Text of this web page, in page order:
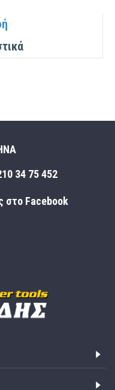
34 75 452
στο Facebook